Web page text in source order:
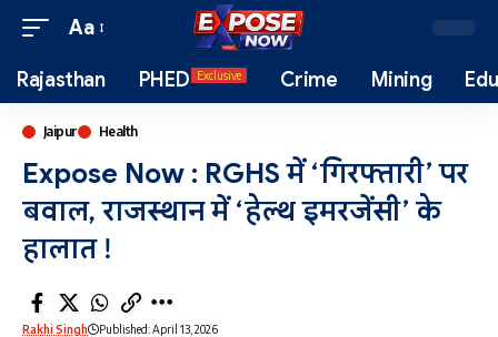
Aa
Rajasthan PHED Exclusive Crime Mining
Jaipur Health
Expose Now : RGHS में ‘गिरफ्तारी’ पर
बवाल, राजस्थान में ‘हेल्थ इमरजेंसी’ के
हालात !
Rakhi Singh Published: April 13, 2026